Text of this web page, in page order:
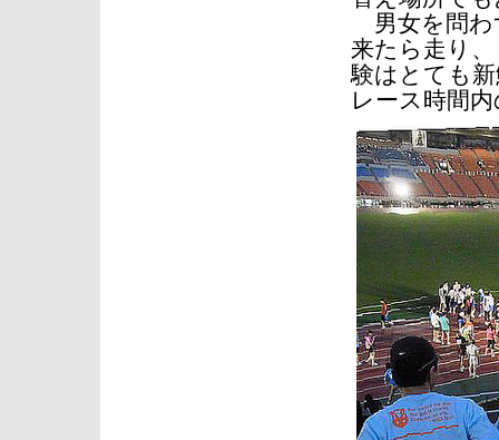
男女を問わ
来たら走り
験はとても
レース時間